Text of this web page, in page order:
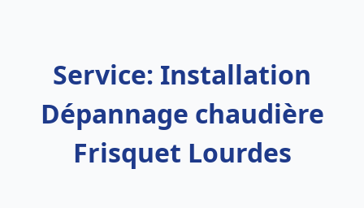
Service: Installation
Dépannage chaudière
Frisquet Lourdes